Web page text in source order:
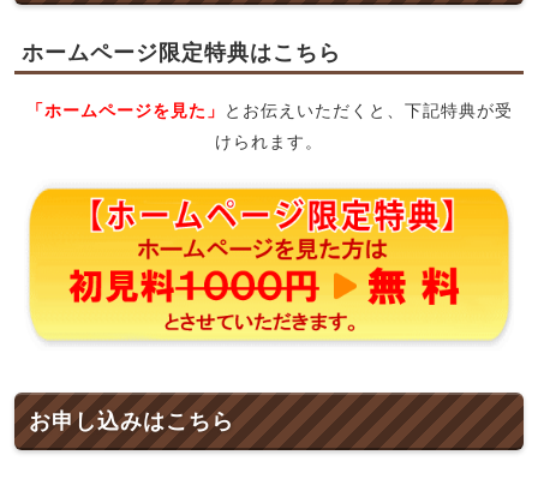
ホームページ限定特典はこちら
「ホームページを見た」
とお伝えいただくと、下記特典が受
けられます。
お申し込みはこちら